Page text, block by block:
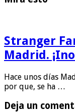
Stranger
Madrid.
Hace unos días
por que, se ha …
Deja un